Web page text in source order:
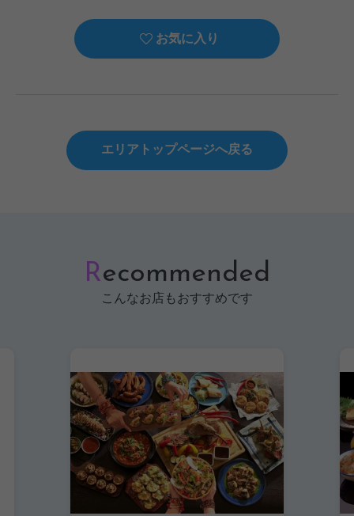
お気に入り
エリアトップページへ戻る
Recommended
こんなお店もおすすめです